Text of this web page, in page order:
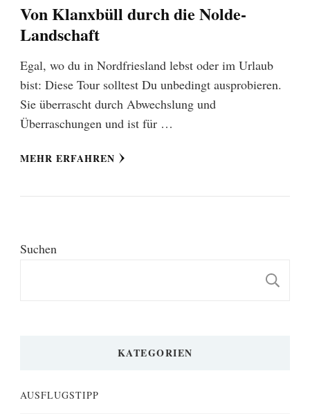
Von Klanxbüll durch die Nolde-
Landschaft
Egal, wo du in Nordfriesland lebst oder im Urlaub
bist: Diese Tour solltest Du unbedingt ausprobieren.
Sie überrascht durch Abwechslung und
Überraschungen und ist für …
MEHR ERFAHREN
Suchen
KATEGORIEN
AUSFLUGSTIPP